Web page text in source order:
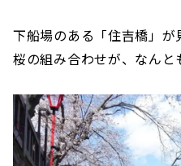
下船場のある「住吉橋」が
桜の組み合わせが、なんと